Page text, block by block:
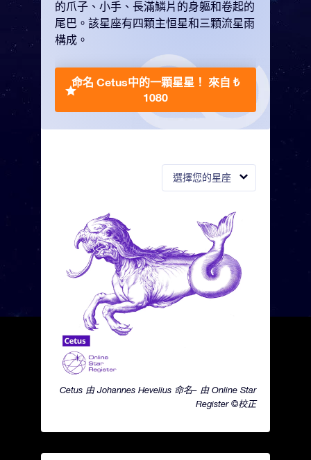
選擇您的星座
Cetus 由 Johannes Hevelius 命名– 由 Online Star
Register ©校正
的爪子、小手、長滿鱗片的身軀和卷起的
尾巴。該星座有四顆主恒星和三顆流星雨
構成。
命名 Cetus中的一顆星星！ 來自 ₺
1080